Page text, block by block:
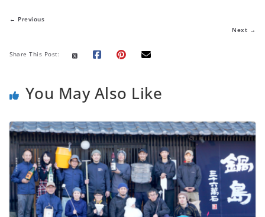
← Previous
Next →
Share This Post:
You May Also Like